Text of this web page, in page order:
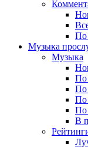
По
Музыка
Музыка
По
По
По
По
В